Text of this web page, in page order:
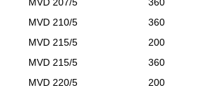
MVD 210/5
360
MVD 215/5
200
MVD 215/5
360
MVD 220/5
200